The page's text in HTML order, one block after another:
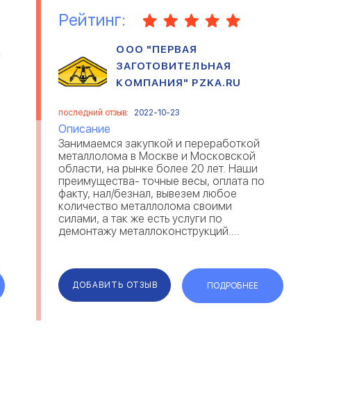
Рейтинг:
ООО "ПЕРВАЯ
ЗАГОТОВИТЕЛЬНАЯ
КОМПАНИЯ" PZKA.RU
последний отзыв: 2022-10-23
Описание
Занимаемся закупкой и переработкой
металлолома в Москве и Московской
области, на рынке более 20 лет. Наши
преимущества- точные весы, оплата по
факту, нал/безнал, вывезем любое
количество металлолома своими
силами, а так же есть услуги по
демонтажу металлоконструкций....
ДОБАВИТЬ ОТЗЫВ ПОДРОБНЕЕ